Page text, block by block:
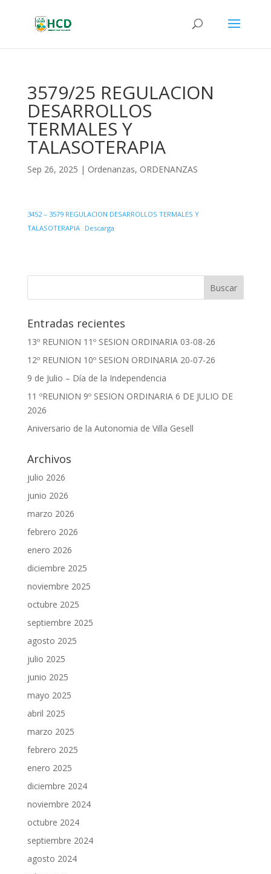
3579/25 REGULACION
DESARROLLOS
TERMALES Y
TALASOTERAPIA
Sep 26, 2025 | Ordenanzas, ORDENANZAS
3452 – 3579 REGULACION DESARROLLOS TERMALES Y
TALASOTERAPIA
Descarga
Entradas recientes
13º REUNION 11º SESION ORDINARIA 03-08-26
12º REUNION 10º SESION ORDINARIA 20-07-26
9 de Julio – Día de la Independencia
11 ºREUNION 9º SESION ORDINARIA 6 DE JULIO DE
2026
Aniversario de la Autonomia de Villa Gesell
Archivos
julio 2026
junio 2026
marzo 2026
febrero 2026
enero 2026
diciembre 2025
noviembre 2025
octubre 2025
septiembre 2025
agosto 2025
julio 2025
junio 2025
mayo 2025
abril 2025
marzo 2025
febrero 2025
enero 2025
diciembre 2024
noviembre 2024
octubre 2024
septiembre 2024
agosto 2024